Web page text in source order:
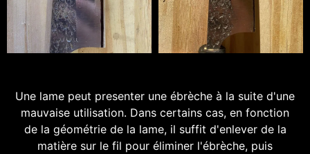
Une lame peut presenter une ébrèche à la suite d'une
mauvaise utilisation. Dans certains cas, en fonction
de la géométrie de la lame, il suffit d'enlever de la
matière sur le fil pour éliminer l'ébrèche, puis